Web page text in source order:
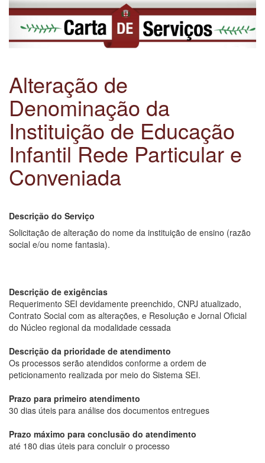
Alteração de
Denominação da
Instituição de Educação
Infantil Rede Particular e
Conveniada
Descrição do Serviço
Solicitação de alteração do nome da instituição de ensino (razão
social e/ou nome fantasia).
Descrição de exigências
Requerimento SEI devidamente preenchido, CNPJ atualizado,
Contrato Social com as alterações, e Resolução e Jornal Oficial
do Núcleo regional da modalidade cessada
Descrição da prioridade de atendimento
Os processos serão atendidos conforme a ordem de
peticionamento realizada por meio do Sistema SEI.
Prazo para primeiro atendimento
30 dias úteis para análise dos documentos entregues
Prazo máximo para conclusão do atendimento
até 180 dias úteis para concluir o processo